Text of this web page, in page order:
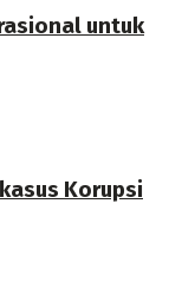
untuk
Korupsi